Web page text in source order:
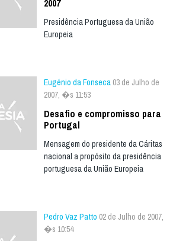
2007
Presidência Portuguesa da União
Europeia
Eugénio da Fonseca 03 de Julho de
2007, �s 11:53
Desafio e compromisso para
Portugal
Mensagem do presidente da Cáritas
nacional a propósito da presidência
portuguesa da União Europeia
Pedro Vaz Patto 02 de Julho de 2007,
�s 10:54